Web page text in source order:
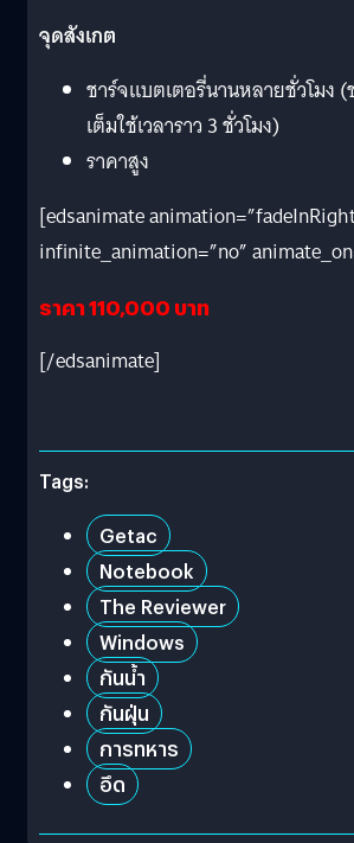
จุดสังเกต
ชาร์จแบตเตอรี่นานหลายชั่วโมง
เต็มใช้เวลาราว 3 ชั่วโมง)
ราคาสูง
[edsanimate
infinite_animation=”no”
ราคา 110,000 บาท
[/edsanimate]
Tags:
Getac
Notebook
The Reviewer
Windows
กันน้ำ
กันฝุ่น
การทหาร
อึด